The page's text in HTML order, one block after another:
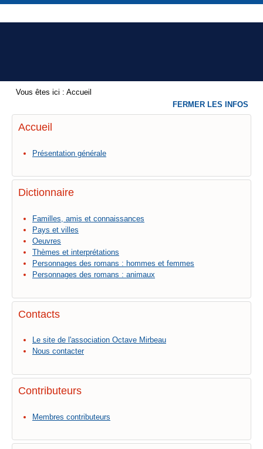
Vous êtes ici : Accueil
Accueil
Présentation générale
Dictionnaire
Familles, amis et connaissances
Pays et villes
Oeuvres
Thèmes et interprétations
Personnages des romans : hommes et femmes
Personnages des romans : animaux
Contacts
Le site de l'association Octave Mirbeau
Nous contacter
Contributeurs
Membres contributeurs
FERMER LES INFOS